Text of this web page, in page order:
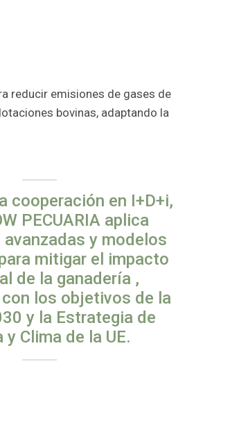
reducir emisiones de gases de
bovinas, adaptando la
cooperación en I+D+i,
PECUARIA aplica
y modelos
mitigar el impacto
de la ganadería ,
los objetivos de la
y la Estrategia de
y Clima de la UE.